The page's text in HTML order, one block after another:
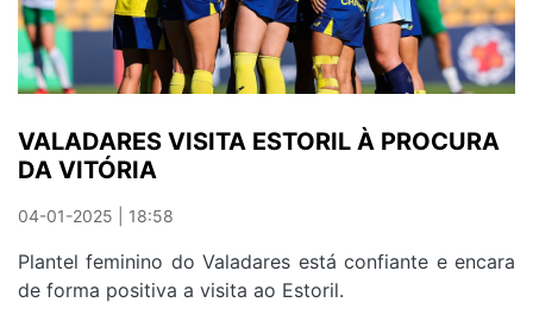
VALADARES VISITA ESTORIL À PROCURA
DA VITÓRIA
04-01-2025 | 18:58
Plantel feminino do Valadares está confiante e encara
de forma positiva a visita ao Estoril.